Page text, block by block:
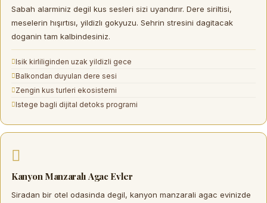
Sabah alarminiz degil kus sesleri sizi uyandırır. Dere siriltisi,
meselerin hışırtısı, yildizlı gokyuzu. Sehrin stresini dagitacak
doganin tam kalbindesiniz.
Isik kirliliginden uzak yildizli gece
Balkondan duyulan dere sesi
Zengin kus turleri ekosistemi
Istege bagli dijital detoks programi
Kanyon Manzaralı Agac Evler
Siradan bir otel odasinda degil, kanyon manzarali agac evinizde